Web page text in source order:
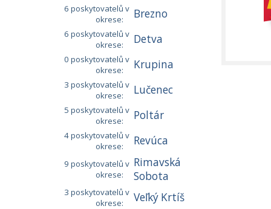
6 poskytovatelů v
okrese:
Brezno
6 poskytovatelů v
okrese:
Detva
0 poskytovatelů v
okrese:
Krupina
3 poskytovatelů v
okrese:
Lučenec
5 poskytovatelů v
okrese:
Poltár
4 poskytovatelů v
okrese:
Revúca
9 poskytovatelů v
okrese:
Rimavská
Sobota
3 poskytovatelů v
okrese:
Veľký Krtíš